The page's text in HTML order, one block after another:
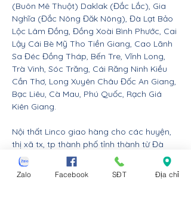
(Buôn Mê Thuột) Daklak (Đắc Lắc), Gia
Nghĩa (Đắc Nông Đăk Nông), Đà Lạt Bảo
Lộc Lâm Đồng, Đồng Xoài Bình Phước, Cai
Lậy Cái Bè Mỹ Tho Tiền Giang, Cao Lãnh
Sa Đéc Đồng Tháp, Bến Tre, Vĩnh Long,
Trà Vinh, Sóc Trăng, Cái Răng Ninh Kiều
Cần Thơ, Long Xuyên Châu Đốc An Giang,
Bạc Liêu, Cà Mau, Phú Quốc, Rạch Giá
Kiên Giang.
Nội thất Linco giao hàng cho các huyện,
thị xã tx, tp thành phố tỉnh thành từ Đà
Nẵng trở ra bắc: Thừa Thiên Huế, Đồng
Hới Quảng Bình, Đông Hà Quảng Trị, Hà
Tĩnh, Vinh Nghệ An, Thanh Hóa, Tam Điệp
Zalo Facebook SĐT Địa chỉ